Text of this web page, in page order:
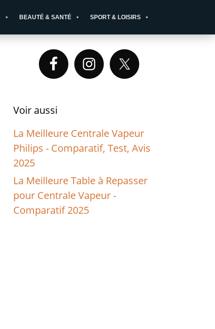
BEAUTÉ & SANTÉ SPORT & LOISIRS
Primary
Sidebar
Voir aussi
La Meilleure Centrale Vapeur
Philips - Comparatif, Test, Avis
2025
La Meilleure Table à Repasser
pour Centrale Vapeur -
Comparatif 2025